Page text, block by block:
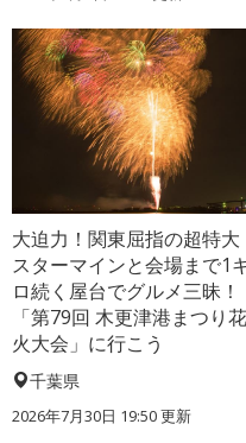
大迫力！関東屈指の超特大
スターマインと会場まで1
ロ続く屋台でグルメ三昧！
「第79回 木更津港まつり花
火大会」に行こう
千葉県
2026年7月30日 19:50 更新